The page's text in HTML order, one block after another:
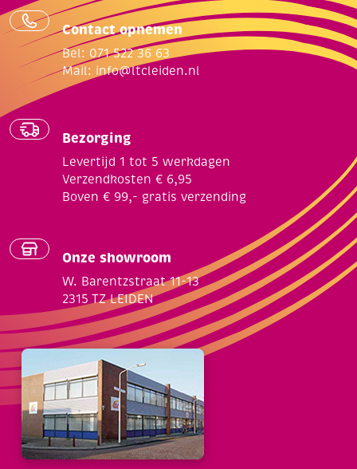
Contact opnemen
Bel: 071 522 36 63
Mail: info@ltcleiden.nl
Bezorging
Levertijd 1 tot 5 werkdagen
Verzendkosten € 6,95
Boven € 99,- gratis verzending
Onze showroom
W. Barentzstraat 11-13
2315 TZ LEIDEN